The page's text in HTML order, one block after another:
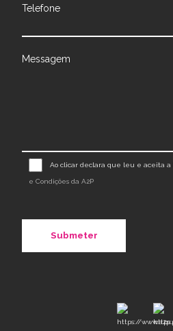
Telefone
Messagem
Ao clicar declara que leu e aceita a
e Condições da A2P